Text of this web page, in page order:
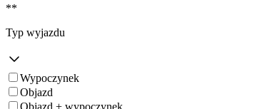
**
Typ wyjazdu
Wypoczynek
Objazd